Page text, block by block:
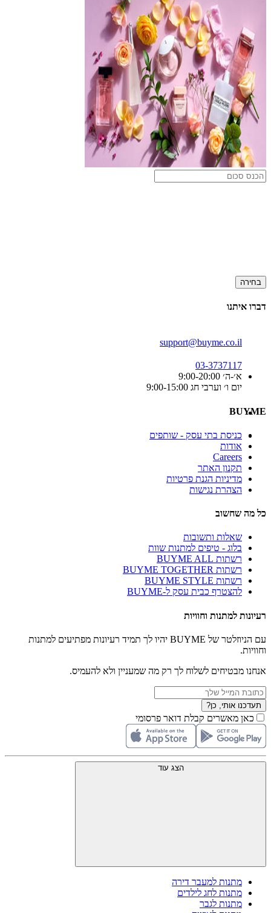
בחירה
דברו איתנו
support@buyme.co.il
03-3737117
א׳-ה׳ 9:00-20:00
יום ו׳ וערבי חג 9:00-15:00
BUYME
כניסת בתי עסק - שותפים
אודות
Careers
תקנון האתר
מדיניות הגנת פרטיות
הצהרת נגישות
כל מה שחשוב
שאלות ותשובות
בלוג - טיפים למתנות שוות
רשתות BUYME ALL
רשתות BUYME TOGETHER
רשתות BUYME STYLE
להצטרף כבית עסק ל-BUYME
רעיונות למתנות וחוויות
עם הניוזלטר של BUYME יהיו לך תמיד רעיונות מפתיעים למתנות
וחוויות.
אנחנו מבטיחים לשלוח לך רק מה שמעניין ולא להעמיס.
תעדכנו אותי, כן?
כאן מאשרים קבלת דואר פרסומי
הצג עוד
מתנות למעבר דירה
מתנות לחג לילדים
מתנות לגבר